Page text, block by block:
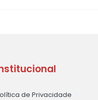
de Privacidade